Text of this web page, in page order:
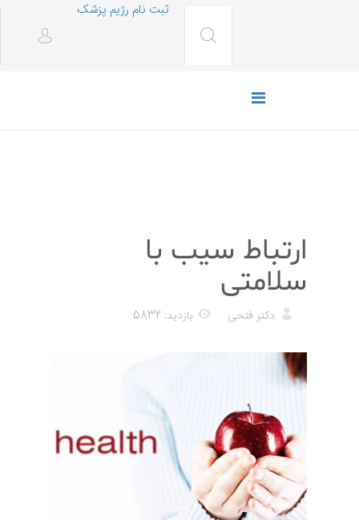
ثبت نام رژیم پزشک
ارتباط سیب با
سلامتی
دکتر فتحی بازدید: 5832